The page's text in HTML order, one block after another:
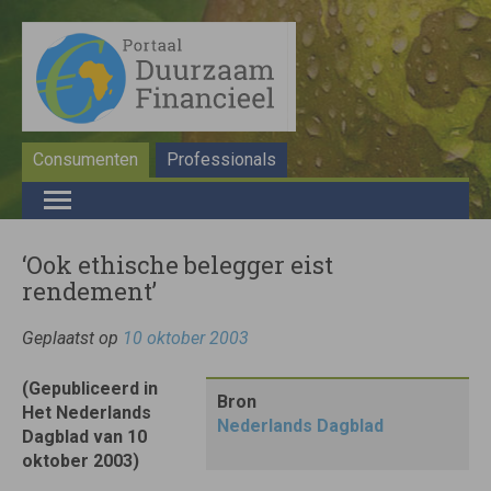
Consumenten Professionals
‘Ook ethische belegger eist
rendement’
Geplaatst op 10 oktober 2003
Bron
Nederlands Dagblad
(Gepubliceerd in
Het Nederlands
Dagblad van 10
oktober 2003)